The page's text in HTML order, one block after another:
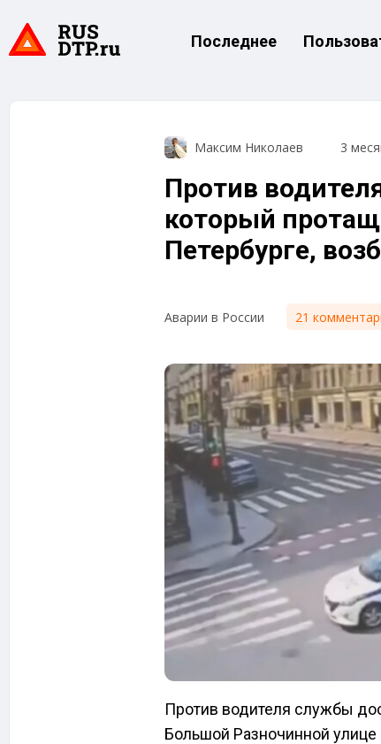
Последнее
Максим Николаев 3
Против
который
Петербурге,
Аварии в России 21
Против водителя службы
Большой Разночинной